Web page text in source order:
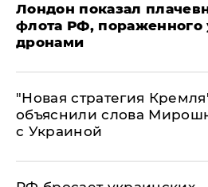
Лондон показал
флота РФ, пораженного
дронами
"Новая стратегия
объяснили слова
с Украиной